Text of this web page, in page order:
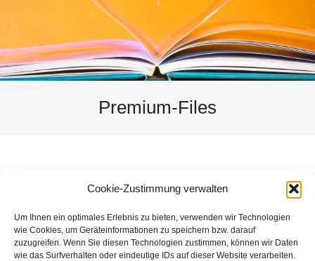
Cookie-Zustimmung verwalten
Um Ihnen ein optimales Erlebnis zu bieten, verwenden wir Technologien
wie Cookies, um Geräteinformationen zu speichern bzw. darauf
zuzugreifen. Wenn Sie diesen Technologien zustimmen, können wir Daten
wie das Surfverhalten oder eindeutige IDs auf dieser Website verarbeiten.
Premium-Files